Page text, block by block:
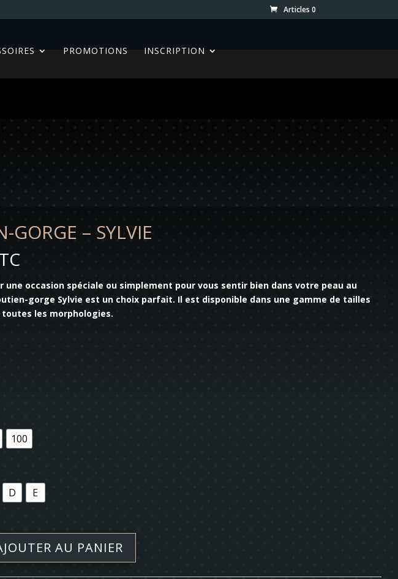
Articles 0
PROMOTIONS INSCRIPTION
GORGE – SYLVIE
une occasion spéciale ou simplement pour vous sentir bien dans votre peau au
gorge Sylvie est un choix parfait. Il est disponible dans une gamme de tailles
toutes les morphologies.
100
D E
AU PANIER